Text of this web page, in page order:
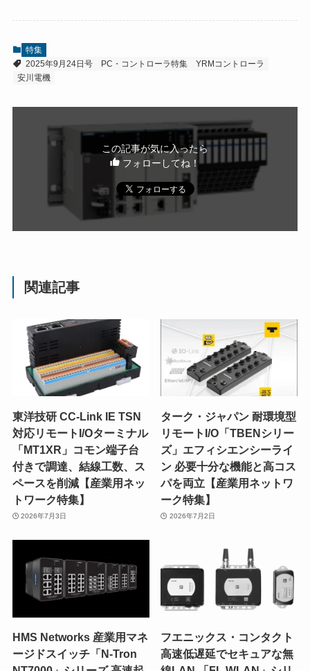
特集
2025年9月24日号
PC・コントローラ特集
YRMコントローラ
安川電機
この記事が気に入ったら
フォローしてね！
関連記事
東洋技研 CC-Link IE TSN
対応リモートI/Oターミナル
「MT1XR」コモン端子台
付きで調達、結線工数、ス
ペースを削減【産業用ネッ
トワーク特集】
2026年7月3日
ターク・ジャパン 耐環境型
リモートI/O「TBENシリー
ズ」エフィシエンシーライ
ン 必要十分な機能と高コス
パを両立【産業用ネットワ
ーク特集】
2026年7月2日
HMS Networks 産業用マネ
ージドスイッチ「N-Tron
フエニックス・コンタクト
高速低遅延でセキュアな無